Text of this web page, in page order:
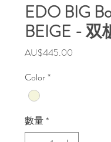
EDO BIG
BEIGE - 双
AU$445.00
Color*
數量*